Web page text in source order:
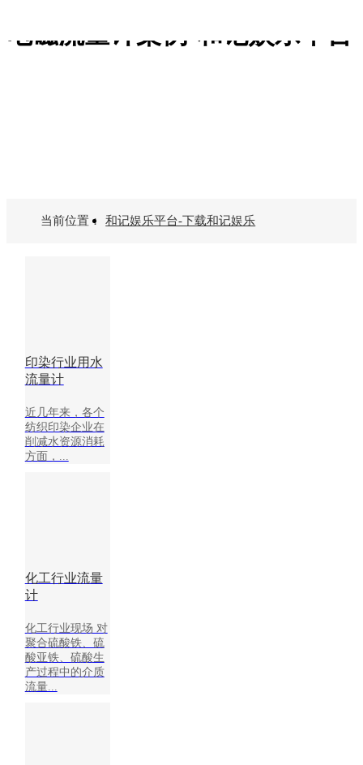
电磁流量计案例-和记娱乐平台
m系列
fx系列
成功案例
纺织印染行业
公司新闻
下载和记娱乐的介绍
荣誉资质
展会风采
联系和记娱乐平台
和记娱乐平台的服务支持
当前位置： 和记娱乐平台-下载和记娱乐
印染行业用水
流量计
近几年来，各个
纺织印染企业在
削减水资源消耗
方面，...
化工行业流量
计
化工行业现场 对
聚合硫酸铁、硫
酸亚铁、硫酸生
产过程中的介质
流量...